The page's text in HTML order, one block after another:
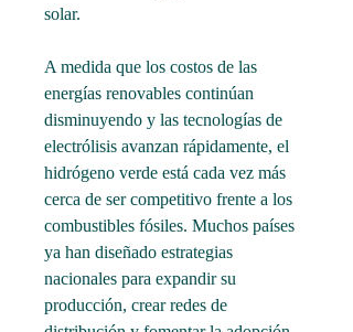
solar.
A medida que los costos de las
energías renovables continúan
disminuyendo y las tecnologías de
electrólisis avanzan rápidamente, el
hidrógeno verde está cada vez más
cerca de ser competitivo frente a los
combustibles fósiles. Muchos países
ya han diseñado estrategias
nacionales para expandir su
producción, crear redes de